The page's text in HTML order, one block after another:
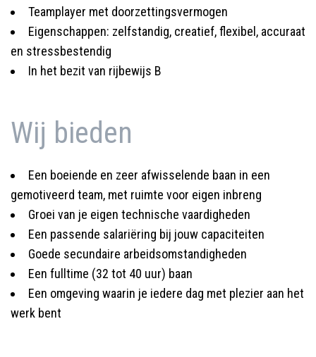
Teamplayer met doorzettingsvermogen
Eigenschappen: zelfstandig, creatief, flexibel, accuraat
en stressbestendig
In het bezit van rijbewijs B
Wij bieden
Een boeiende en zeer afwisselende baan in een
gemotiveerd team, met ruimte voor eigen inbreng
Groei van je eigen technische vaardigheden
Een passende salariëring bij jouw capaciteiten
Goede secundaire arbeidsomstandigheden
Een fulltime (32 tot 40 uur) baan
Een omgeving waarin je iedere dag met plezier aan het
werk bent